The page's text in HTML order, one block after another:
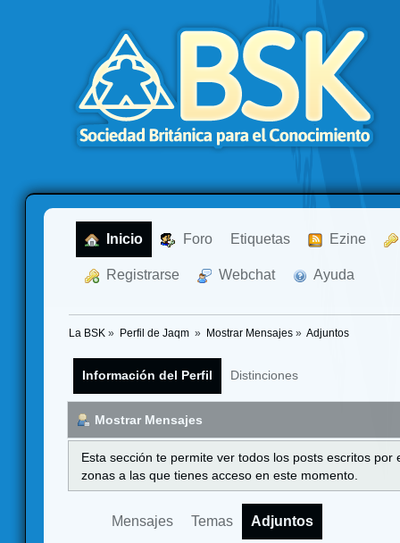
Inicio Foro Etiquetas Ezine
Registrarse Webchat Ayuda
La BSK » Perfil de Jaqm » Mostrar Mensajes» Adjuntos
Información del Perfil Distinciones
Mostrar Mensajes
Esta sección te permite ver todos los posts escritos
zonas a las que tienes acceso en este momento.
Mensajes Temas Adjuntos